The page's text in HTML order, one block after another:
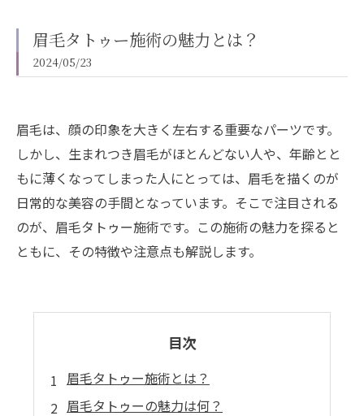
眉毛タトゥー施術の魅力とは？
2024/05/23
眉毛は、顔の印象を大きく左右する重要なパーツです。
しかし、生まれつき眉毛がほとんどない人や、年齢とと
もに薄くなってしまった人にとっては、眉毛を描くのが
日常的な美容の手間となっています。そこで注目される
のが、眉毛タトゥー施術です。この施術の魅力を探ると
ともに、その特徴や注意点も解説します。
目次
眉毛タトゥー施術とは？
眉毛タトゥーの魅力は何？